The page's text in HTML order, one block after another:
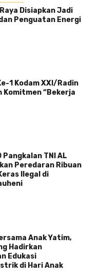
Disiapkan Jadi
Penguatan Energi
1 Kodam XXI/Radin
Komitmen “Bekerja
Pangkalan TNI AL
Peredaran Ribuan
Ilegal di
Anak Yatim,
Hadirkan
Edukasi
di Hari Anak